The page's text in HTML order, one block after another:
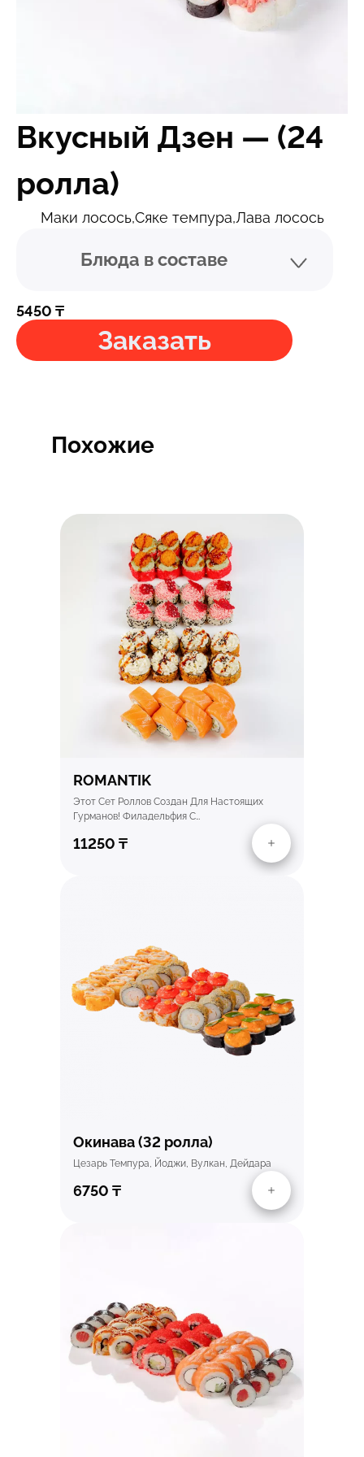
Вкусный Дзен — (24
ролла)
Маки лосось,Сяке темпура,Лава лосось
Блюда в составе
5450 ₸
Заказать
Похожие
Быстрый просмотр
ROMANTIK
Этот Сет Роллов Создан Для Настоящих
Гурманов! Филадельфия С…
11250 ₸
Быстрый просмотр
Окинава (32 ролла)
Цезарь Темпура, Йоджи, Вулкан, Дейдара
6750 ₸
Быстрый просмотр